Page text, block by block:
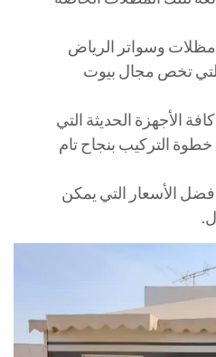
وسواتر الرياض
تخص مجال بيوت
الأجهزة الحديثة التي
التركيب بنجاح تام
الأسعار التي يمكن